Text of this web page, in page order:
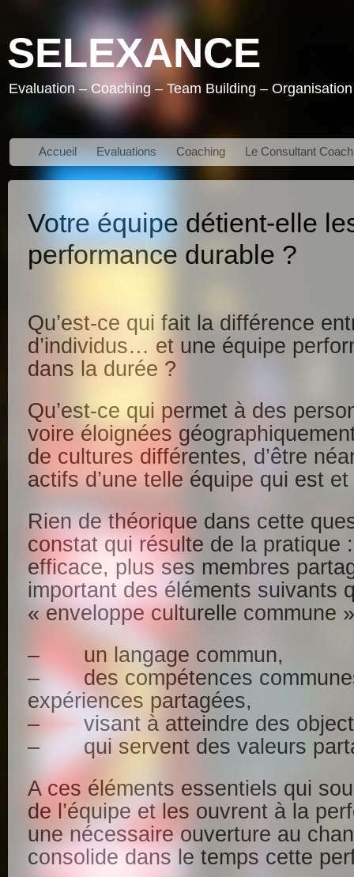
SELEXANCE
Evaluation – Coaching – Team Building –
Accueil Evaluations Coaching Le Consultant Coach
Votre équipe détient-elle
performance durable ?
Qu’est-ce qui fait la différence
d’individus… et une équipe
dans la durée ?
Qu’est-ce qui permet à des
voire éloignées
de cultures différentes, d’être
actifs d’une telle équipe qui est
Rien de théorique dans cette
constat qui résulte de la pratique
efficace, plus ses membres
important des éléments suivants
« enveloppe culturelle commune
– un langage commun,
– des compétences
expériences partagées,
– visant à atteindre des
– qui servent des valeurs
A ces éléments essentiels qui
de l’équipe et les ouvrent à la
une nécessaire ouverture au
consolide dans le temps cette